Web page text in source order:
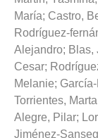
María; Castro,
Rodríguez-
Alejandro; Blas,
Cesar;
Melanie;
Torrientes, Marta
Alegre, Pilar;
Jiménez-